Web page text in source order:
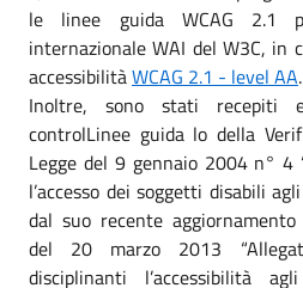
le linee guida WCAG 2.1
internazionale WAI del W3C, in
accessibilitàWCAG 2.1 - level AA.
Inoltre, sono stati
controlLinee guida lo della
Legge del 9 gennaio 2004 n° 4
l’accesso dei soggetti disabili
dal suo recente
del 20 marzo 2013
disciplinanti l’accessibilità